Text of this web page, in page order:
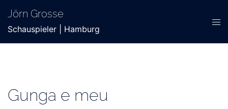
Inhalt
springen
Jörn Grosse
Schauspieler | Hamburg
Gunga e meu